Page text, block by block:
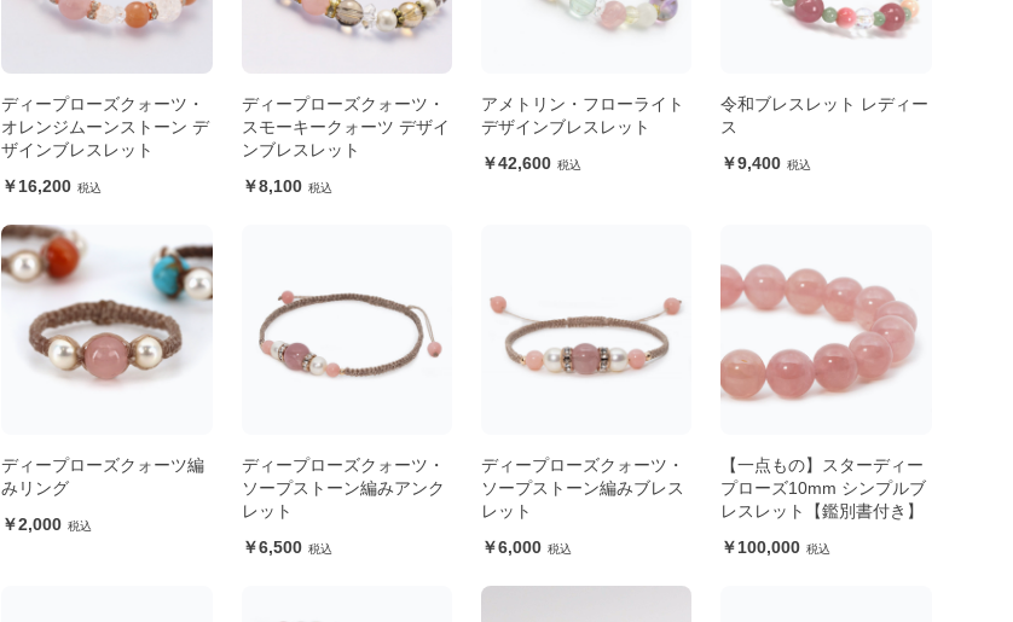
ディープローズクォーツ・
オレンジムーンストーン デ
ザインブレスレット
16,200
ディープローズクォーツ・
スモーキークォーツ デザイ
ンブレスレット
8,100
アメトリン・フローライト
デザインブレスレット
42,600
令和ブレスレット レディー
ス
9,400
ディープローズクォーツ編
みリング
2,000
ディープローズクォーツ・
ソープストーン編みアンク
レット
6,500
ディープローズクォーツ・
ソープストーン編みブレス
レット
6,000
【一点もの】スターディー
プローズ10mm シンプルブ
レスレット【鑑別書付き】
100,000